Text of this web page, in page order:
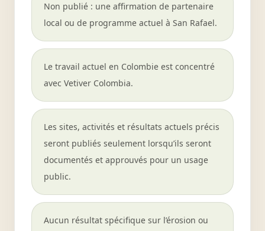
Non publié : une affirmation de partenaire
local ou de programme actuel à San Rafael.
Le travail actuel en Colombie est concentré
avec Vetiver Colombia.
Les sites, activités et résultats actuels précis
seront publiés seulement lorsqu’ils seront
documentés et approuvés pour un usage
public.
Aucun résultat spécifique sur l’érosion ou